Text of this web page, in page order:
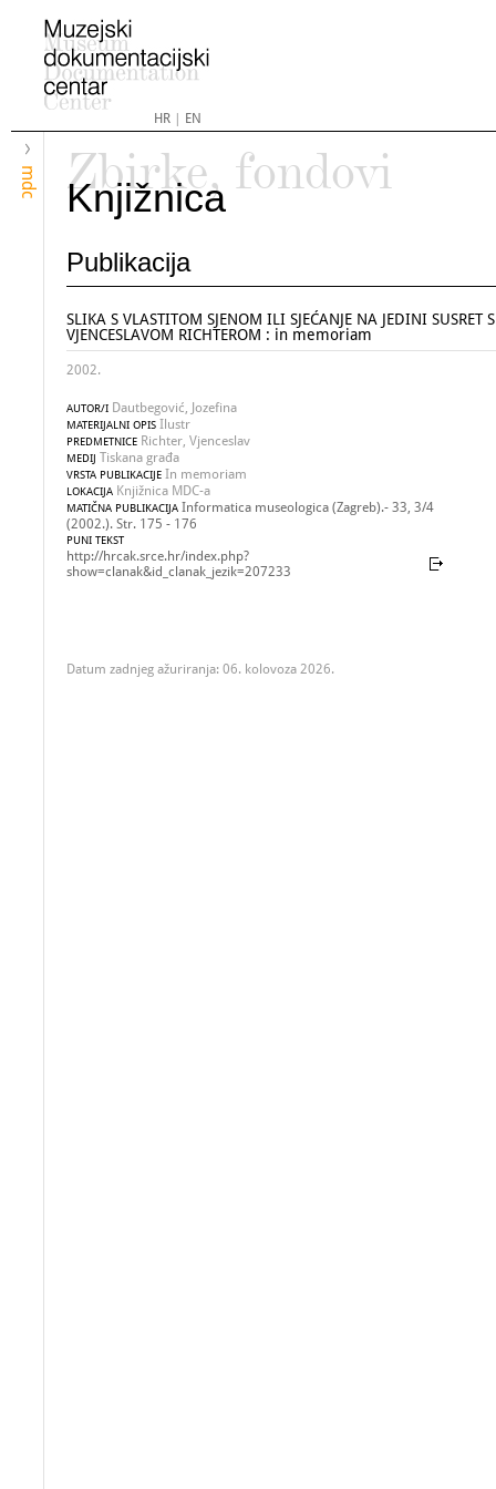
HR| EN
mdc
Zbirke, fondovi
Knjižnica
Publikacija
SLIKA S VLASTITOM SJENOM ILI SJEĆANJE NA JEDINI SUSRET S
VJENCESLAVOM RICHTEROM : in memoriam
2002.
AUTOR/I Dautbegović, Jozefina
MATERIJALNI OPIS Ilustr
PREDMETNICE Richter, Vjenceslav
MEDIJ Tiskana građa
VRSTA PUBLIKACIJE In memoriam
LOKACIJA Knjižnica MDC-a
MATIČNA PUBLIKACIJA Informatica museologica (Zagreb).- 33, 3/4
(2002.). Str. 175 - 176
PUNI TEKST
http://hrcak.srce.hr/index.php?
show=clanak&id_clanak_jezik=207233
Datum zadnjeg ažuriranja: 06. kolovoza 2026.